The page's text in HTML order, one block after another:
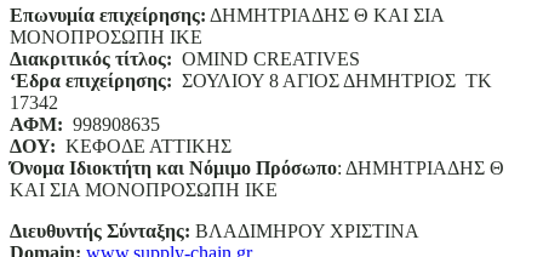
Επωνυμία επιχείρησης: ΔΗΜΗΤΡΙΑΔΗΣ Θ ΚΑΙ ΣΙΑ
ΜΟΝΟΠΡΟΣΩΠΗ ΙΚΕ
Διακριτικός τίτλος: ΟΜΙΝD CREATIVES
‘Eδρα επιχείρησης: ΣΟΥΛΙΟΥ 8 ΑΓΙΟΣ ΔΗΜΗΤΡΙΟΣ ΤΚ
17342
ΑΦΜ: 998908635
ΔΟΥ: ΚΕΦΟΔΕ ΑΤΤΙΚΗΣ
Όνομα Ιδιοκτήτη και Νόμιμο Πρόσωπο: ΔΗΜΗΤΡΙΑΔΗΣ Θ
ΚΑΙ ΣΙΑ ΜΟΝΟΠΡΟΣΩΠΗ ΙΚΕ
Διευθυντής Σύνταξης: ΒΛΑΔΙΜΗΡΟΥ ΧΡΙΣΤΙΝΑ
Domain: www.supply-chain.gr